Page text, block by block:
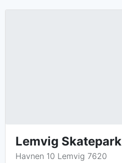
Lemvig Skatepark
Havnen 10 Lemvig 7620